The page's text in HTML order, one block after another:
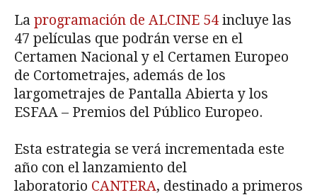
La programación de ALCINE 54 incluye las
47 películas que podrán verse en el
Certamen Nacional y el Certamen Europeo
de Cortometrajes, además de los
largometrajes de Pantalla Abierta y los
ESFAA – Premios del Público Europeo.
Esta estrategia se verá incrementada este
año con el lanzamiento del
laboratorio CANTERA, destinado a primeros